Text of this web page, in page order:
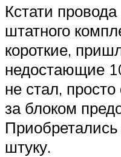
Кстати
штатного
короткие,
недостающие
не стал,
за блоком
штуку.